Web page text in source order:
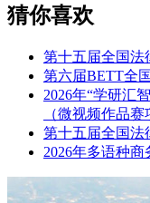
猜你喜欢
第十五届全国法
第六届BETT全
2026年“学研汇
（微视频作品赛
第十五届全国法
2026年多语种商